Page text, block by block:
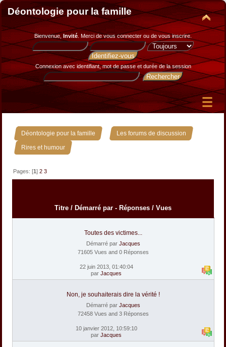
Déontologie pour la famille
Bienvenue, Invité. Merci devous connecter ou de vous inscrire.
Connexion avec identifiant, mot de passe et durée de la session
Déontologie pour la famille » Les forums de discussion »
Rires et humour
Pages: [1]2 3
Titre / Démarré par - Réponses / Vues
Toutes des victimes...
Démarré par Jacques
71605 Vues and 0 Réponses
22 juin 2013, 01:40:04
par Jacques
Non, je souhaiterais dire la vérité !
Démarré par Jacques
72458 Vues and 3 Réponses
10 janvier 2012, 10:59:10
par Jacques